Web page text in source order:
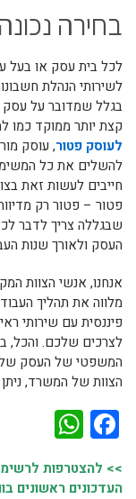
בחירה
‏לכל בית עסק או בעל
לשירותי הנהלת
בגלל שמדובר על עסק
קצת יותר ממוקד
לעוסק פטור, עוסק
להשלים את כל
חייבים לעשות זאת
פטור – פטור רק
שבגללה צריך לדבר
העסק ולאורך שנות
‏אנחנו, אנשי הצוות
מלווה את תהליך
פיננסית עם ‏שירותי
לצרכים שלכם. והכל,
המשפטי של העסק
הצוות של המשרד,
>> להצטרפות
העדכונים ראשונים